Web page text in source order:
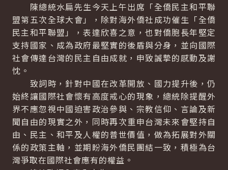
陳總統水扁先生今天上午出席「全僑民主和平聯
盟第五次全球大會」，除對海外僑社成功催生「全僑
民主和平聯盟」，表達欣喜之意，也對僑胞長年堅定
支持國家、成為政府最堅實的後盾與分身，並向國際
社會傳達台灣的民主自由成就，申致誠摯的感動及謝
忱。
致詞時，針對中國在改革開放、國力提升後，仍
始終讓國際社會懷有高度戒心的現象，總統除提醒外
界不應忽視中國迫害政治參與、宗教信仰、言論及新
聞自由的現實之外，同時再次重申台灣未來會堅持自
由、民主、和平及人權的普世價值，做為拓展對外關
係的政策主軸，並期盼海外僑民團結一致，積極為台
灣爭取在國際社會應有的權益。